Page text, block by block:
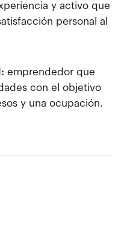
y activo que
personal al
emprendedor que
con el objetivo
y una ocupación.